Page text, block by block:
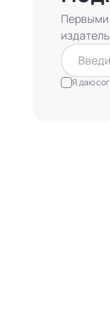
Первыми
Я даю